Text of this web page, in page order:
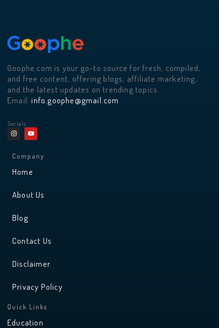
Goophe.com is your go-to source for fresh, compiled,
and free content, offering blogs, affiliate marketing,
and the latest updates on trending topics.
Email:info.goophe@gmail.com
Socials
I
n
s
a
r
a
Y
o
u
u
Company
Home
About Us
Blog
Contact Us
Disclaimer
Privacy Policy
Quick Links
Education